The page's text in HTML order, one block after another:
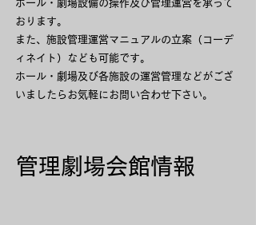
ホール・劇場設備の操作及び管理運営を承って
おります。
また、施設管理運営マニュアルの立案（コーデ
ィネイト）なども可能です。
ホール・劇場及び各施設の運営管理などがござ
いましたらお気軽にお問い合わせ下さい。
管理劇場会館情報